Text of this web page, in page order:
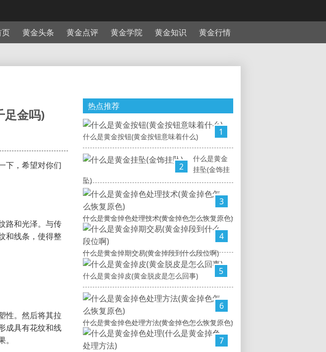
页 黄金头条 黄金点评 黄金学院 黄金知识 黄金行情
足金吗)
下，希望对你们
路和光泽。与传
和线条，使得整
性。然后将其拉
成具有花纹和线
热点推荐
1
什么是黄金按钮(黄金按钮意味着什么)
2
什么是黄金
挂坠(金饰挂
坠)
3
什么是黄金掉色处理技术(黄金掉色怎么恢复原色)
4
什么是黄金掉期交易(黄金掉段到什么段位啊)
5
什么是黄金掉皮(黄金脱皮是怎么回事)
6
什么是黄金掉色处理方法(黄金掉色怎么恢复原色)
7